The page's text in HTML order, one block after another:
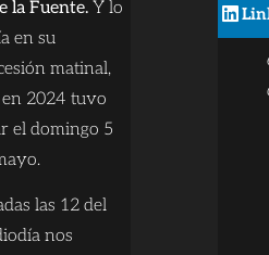
la Fuente. Y lo
en su
matinal,
en 2024 tuvo
el domingo 5
las 12 del
nos